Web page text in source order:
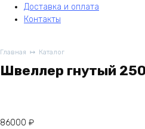
Доставка и оплата
Контакты
Главная Каталог
Швеллер гнутый
86000 ₽